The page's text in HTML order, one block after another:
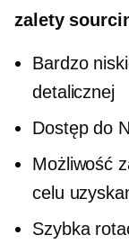
zalety
Bardzo
detalicznej
Dostęp do
Możliwość
celu
Szybka